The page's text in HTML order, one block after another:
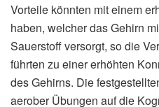
Vorteile könnten mit einem
haben, welcher das Gehirn
Sauerstoff versorgt, so die
führten zu einer erhöhten
des Gehirns. Die
aerober Übungen auf die